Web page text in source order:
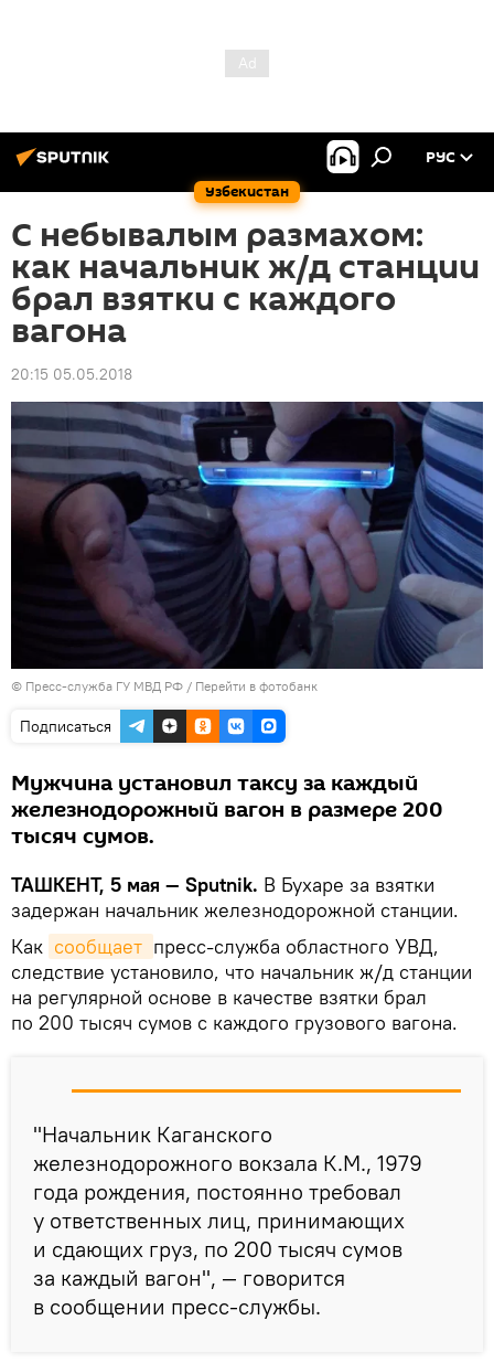
Узбекистан
РУС
С небывалым размахом:
как начальник ж/д станции
брал взятки с каждого
вагона
20:15 05.05.2018
© Пресс-служба ГУ МВД РФ / Перейти в фотобанк
Подписаться
Мужчина установил таксу за каждый
железнодорожный вагон в размере 200
тысяч сумов.
ТАШКЕНТ, 5 мая — Sputnik. В Бухаре за взятки
задержан начальник железнодорожной станции.
Как сообщает пресс-служба областного УВД,
следствие установило, что начальник ж/д станции
на регулярной основе в качестве взятки брал
по 200 тысяч сумов с каждого грузового вагона.
"Начальник Каганского
железнодорожного вокзала К.М., 1979
года рождения, постоянно требовал
у ответственных лиц, принимающих
и сдающих груз, по 200 тысяч сумов
за каждый вагон", — говорится
в сообщении пресс-службы.